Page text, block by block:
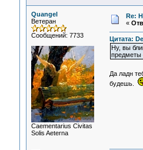
Quangel
Ветеран
Сообщений: 7733
Сaementarius Civitas
Solis Aeterna
Re:
«
Цитата:
Ну, вы
предметы
Да ладн
будешь.